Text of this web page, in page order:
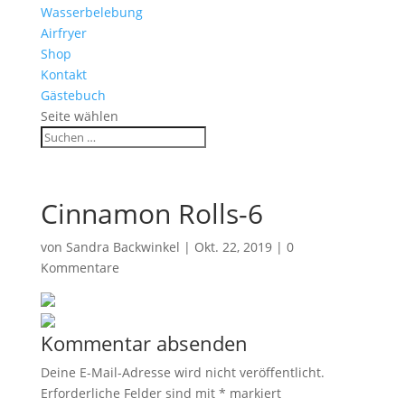
Wasserbelebung
Airfryer
Shop
Kontakt
Gästebuch
Seite wählen
Cinnamon Rolls-6
von Sandra Backwinkel | Okt. 22, 2019| 0
Kommentare
Kommentar absenden
Deine E-Mail-Adresse wird nicht veröffentlicht.
Erforderliche Felder sind mit * markiert